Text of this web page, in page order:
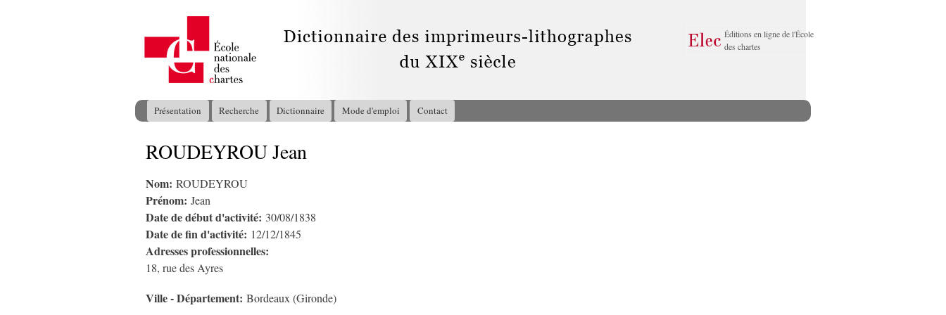
principal
Éditions en ligne de l'École
des chartes
Menu principal
Présentation Recherche Dictionnaire Mode d'emploi Contact
Vous êtes ici
ROUDEYROU Jean
Nom: ROUDEYROU
Prénom: Jean
Date de début d'activité: 30/08/1838
Date de fin d'activité: 12/12/1845
Adresses professionnelles:
18, rue des Ayres
Ville - Département: Bordeaux (Gironde)